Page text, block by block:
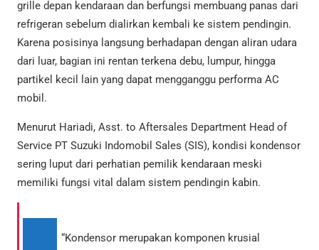
grille depan kendaraan dan berfungsi membuang panas dari
refrigeran sebelum dialirkan kembali ke sistem pendingin.
Karena posisinya langsung berhadapan dengan aliran udara
dari luar, bagian ini rentan terkena debu, lumpur, hingga
partikel kecil lain yang dapat mengganggu performa AC
mobil.
Menurut Hariadi, Asst. to Aftersales Department Head of
Service PT Suzuki Indomobil Sales (SIS), kondisi kondensor
sering luput dari perhatian pemilik kendaraan meski
memiliki fungsi vital dalam sistem pendingin kabin.
“Kondensor merupakan komponen krusial